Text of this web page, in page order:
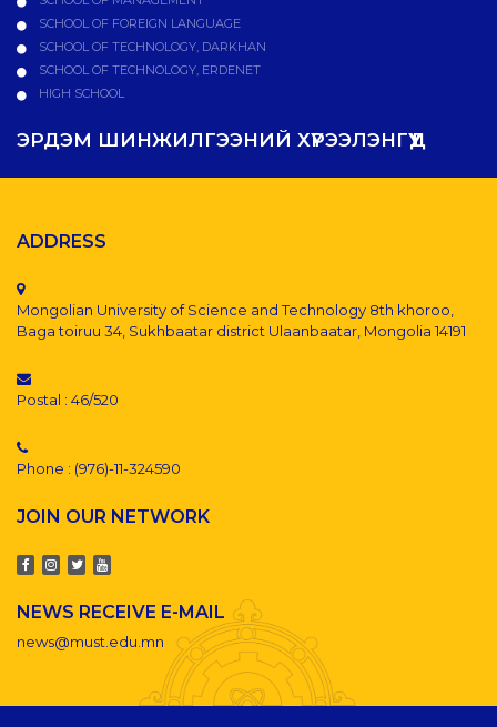
SCHOOL OF FOREIGN LANGUAGE
SCHOOL OF TECHNOLOGY, DARKHAN
SCHOOL OF TECHNOLOGY, ERDENET
HIGH SCHOOL
ЭРДЭМ ШИНЖИЛГЭЭНИЙ ХҮРЭЭЛЭНГҮҮД
ADDRESS
Mongolian University of Science and Technology 8th khoroo,
Baga toiruu 34, Sukhbaatar district Ulaanbaatar, Mongolia 14191
Postal : 46/520
Phone : (976)-11-324590
JOIN OUR NETWORK
NEWS RECEIVE E-MAIL
news@must.edu.mn